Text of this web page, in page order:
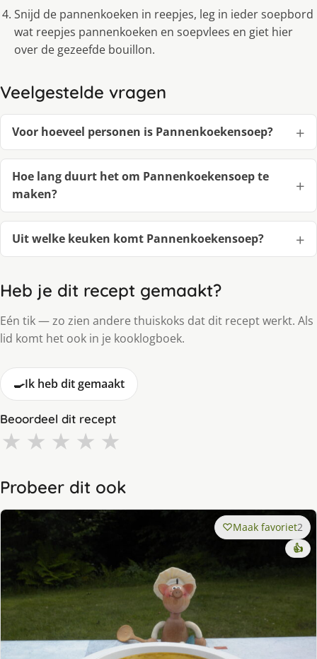
Snijd de pannenkoeken in reepjes, leg in ieder soepbord
wat reepjes pannenkoeken en soepvlees en giet hier
over de gezeefde bouillon.
Veelgestelde vragen
Voor hoeveel personen is Pannenkoekensoep?
Hoe lang duurt het om Pannenkoekensoep te
maken?
Uit welke keuken komt Pannenkoekensoep?
Heb je dit recept gemaakt?
Eén tik — zo zien andere thuiskoks dat dit recept werkt. Als
lid komt het ook in je kooklogboek.
🍳Ik heb dit gemaakt
Beoordeel dit recept
★ ★ ★ ★ ★
Probeer dit ook
Maak favoriet2
👍